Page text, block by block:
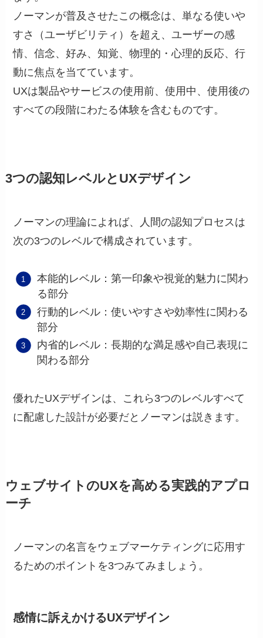
ノーマンが普及させたこの概念は、単なる使いや
すさ（ユーザビリティ）を超え、ユーザーの感
情、信念、好み、知覚、物理的・心理的反応、行
動に焦点を当てています。
UXは製品やサービスの使用前、使用中、使用後の
すべての段階にわたる体験を含むものです。
3つの認知レベルとUXデザイン
ノーマンの理論によれば、人間の認知プロセスは
次の3つのレベルで構成されています。
本能的レベル：第一印象や視覚的魅力に関わ
る部分
行動的レベル：使いやすさや効率性に関わる
部分
内省的レベル：長期的な満足感や自己表現に
関わる部分
優れたUXデザインは、これら3つのレベルすべて
に配慮した設計が必要だとノーマンは説きます。
ウェブサイトのUXを高める実践的アプロ
ーチ
ノーマンの名言をウェブマーケティングに応用す
るためのポイントを3つみてみましょう。
感情に訴えかけるUXデザイン